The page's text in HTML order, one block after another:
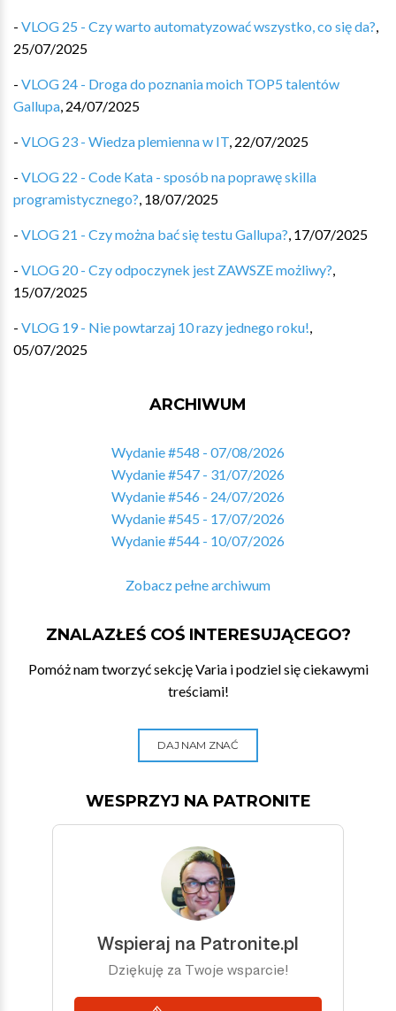
- VLOG 25 - Czy warto automatyzować wszystko, co się da?,
25/07/2025
- VLOG 24 - Droga do poznania moich TOP5 talentów
Gallupa, 24/07/2025
- VLOG 23 - Wiedza plemienna w IT, 22/07/2025
- VLOG 22 - Code Kata - sposób na poprawę skilla
programistycznego?, 18/07/2025
- VLOG 21 - Czy można bać się testu Gallupa?, 17/07/2025
- VLOG 20 - Czy odpoczynek jest ZAWSZE możliwy?,
15/07/2025
- VLOG 19 - Nie powtarzaj 10 razy jednego roku!,
05/07/2025
ARCHIWUM
Wydanie #548 - 07/08/2026
Wydanie #547 - 31/07/2026
Wydanie #546 - 24/07/2026
Wydanie #545 - 17/07/2026
Wydanie #544 - 10/07/2026
Zobacz pełne archiwum
ZNALAZŁEŚ COŚ INTERESUJĄCEGO?
Pomóż nam tworzyć sekcję Varia i podziel się ciekawymi
treściami!
DAJ NAM ZNAĆ
WESPRZYJ NA PATRONITE